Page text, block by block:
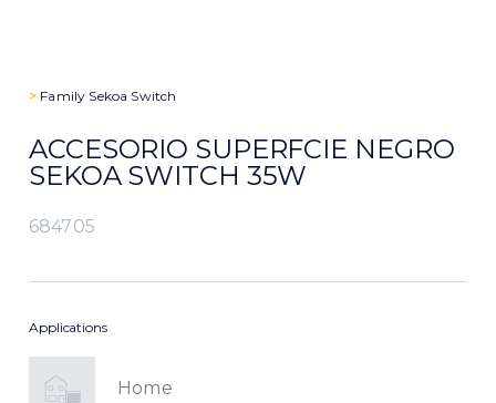
> Family Sekoa Switch
ACCESORIO SUPERFCIE NEGRO
SEKOA SWITCH 35W
684705
Applications
Home